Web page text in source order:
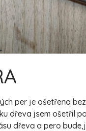
per je ošetřena
dřeva jsem ošetřil
dřeva a pero